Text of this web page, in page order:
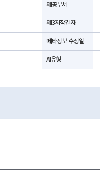
제공부서
제3저작권자
메타정보 수정일
AI유형